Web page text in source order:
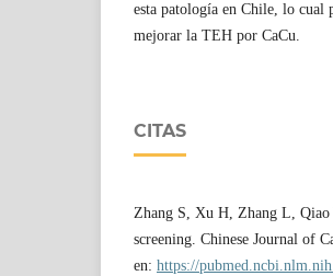
esta patología en Chile, lo cual
mejorar la TEH por CaCu.
CITAS
Zhang S, Xu H, Zhang L,
screening. Chinese Journal of
en: https://